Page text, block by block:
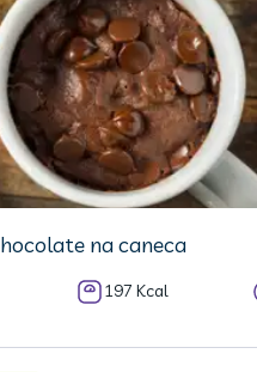
na caneca
197 Kcal